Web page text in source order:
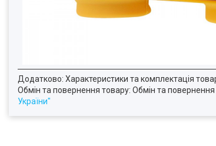
Додатково: Характеристики та комплектація
Обмін та повернення товару: Обмін та повернення
України"